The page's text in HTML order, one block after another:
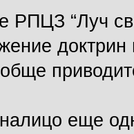
РПЦЗ “Луч
еще